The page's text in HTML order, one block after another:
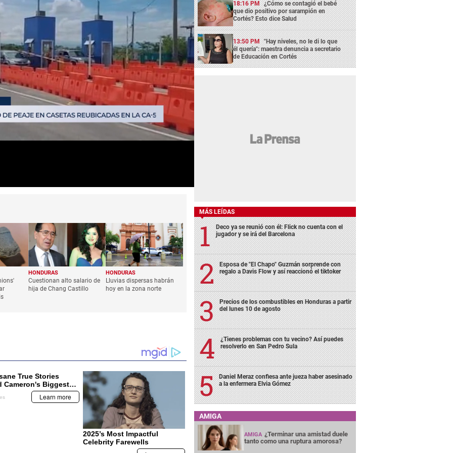
HONDURAS
Cuestionan alto salario de
hija de Chang Castillo
HONDURAS
Lluvias dispersas habrán
hoy en la zona norte
18:16 PM ¿Cómo se contagió el bebé
que dio positivo por sarampión en
Cortés? Esto dice Salud
13:50 PM "Hay niveles, no le di lo que
él quería": maestra denuncia a secretario
de Educación en Cortés
MÁS LEÍDAS
Deco ya se reunió con él: Flick no cuenta con el
jugador y se irá del Barcelona
Esposa de "El Chapo" Guzmán sorprende con
regalo a Davis Flow y así reaccionó el tiktoker
Precios de los combustibles en Honduras a partir
del lunes 10 de agosto
¿Tienes problemas con tu vecino? Así puedes
resolverlo en San Pedro Sula
Daniel Meraz confiesa ante jueza haber asesinado
a la enfermera Elvia Gómez
AMIGA
AMIGA ¿Terminar una amistad duele
tanto como una ruptura amorosa?